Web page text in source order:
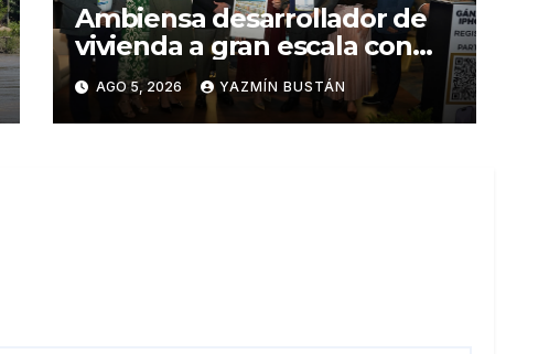
Ambiensa desarrollador de
vivienda a gran escala con
estándares internacionales
de sostenibilidad
AGO 5, 2026 YAZMÍN BUSTÁN